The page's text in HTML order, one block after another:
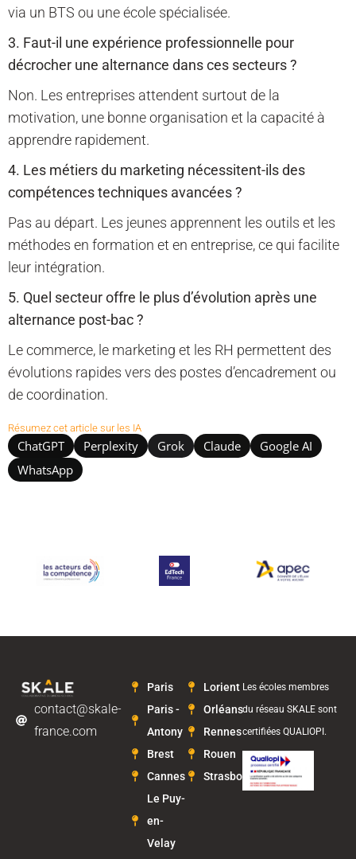
via un BTS ou une école spécialisée.
3. Faut-il une expérience professionnelle pour
décrocher une alternance dans ces secteurs ?
Non. Les entreprises attendent surtout de la
motivation, une bonne organisation et la capacité à
apprendre rapidement.
4. Les métiers du marketing nécessitent-ils des
compétences techniques avancées ?
Pas au départ. Les jeunes apprennent les outils et les
méthodes en formation et en entreprise, ce qui facilite
leur intégration.
5. Quel secteur offre le plus d’évolution après une
alternance post-bac ?
Le commerce, le marketing et les RH permettent des
évolutions rapides vers des postes d’encadrement ou
de coordination.
Résumez cet article sur les IA
ChatGPT Perplexity Grok Claude
Google AI
WhatsApp
contact@skale-
france.com
Paris
Paris -
Antony
Brest
Cannes
Le Puy-
en-
Velay
Lorient
Orléans
Rennes
Rouen
Strasbourg
Les écoles membres
du réseau SKALE sont
certifiées QUALIOPI.